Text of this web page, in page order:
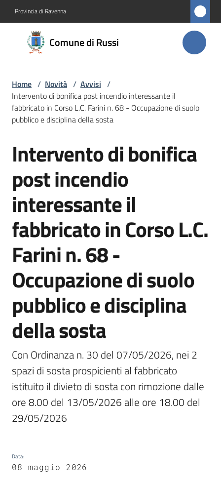
Provincia di Ravenna
Comune di Russi
Comune
di Russi
Amministrazione
Novità
Servizi
Russi
Orari
uffici
Segnalazioni
Tutti
gli
argomenti
Seguici
su
Home / Novità / Avvisi /
Intervento di bonifica post incendio interessante il
fabbricato in Corso L.C. Farini n. 68 - Occupazione di suolo
pubblico e disciplina della sosta
Salta al contenuto
Intervento di bonifica
post incendio
interessante il
fabbricato in Corso L.C.
Farini n. 68 -
Occupazione di suolo
pubblico e disciplina
della sosta
Con Ordinanza n. 30 del 07/05/2026, nei 2
spazi di sosta prospicienti al fabbricato
istituito il divieto di sosta con rimozione dalle
ore 8.00 del 13/05/2026 alle ore 18.00 del
29/05/2026
Data:
08 maggio 2026